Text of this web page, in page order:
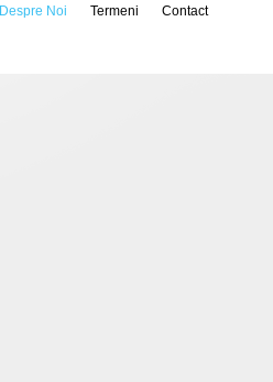
Despre Noi Termeni Contact